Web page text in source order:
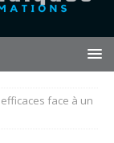
face à un